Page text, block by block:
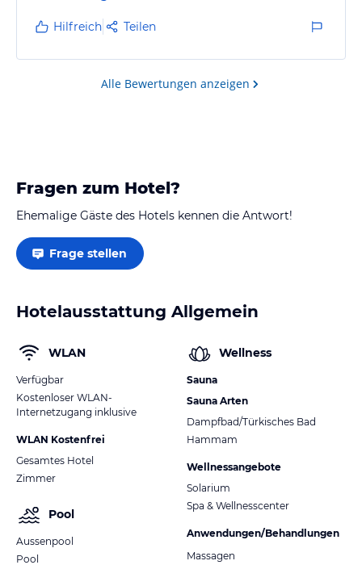
Hilfreich Teilen
Alle Bewertungen anzeigen
Fragen zum Hotel?
Ehemalige Gäste des Hotels kennen die Antwort!
Frage stellen
Hotelausstattung Allgemein
WLAN
Verfügbar
Kostenloser WLAN-
Internetzugang inklusive
WLAN Kostenfrei
Gesamtes Hotel
Zimmer
Pool
Aussenpool
Pool
Wellness
Sauna
Sauna Arten
Dampfbad/Türkisches Bad
Hammam
Wellnessangebote
Solarium
Spa & Wellnesscenter
Anwendungen/Behandlungen
Massagen